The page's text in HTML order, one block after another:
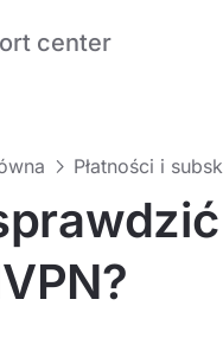
treści
center
Płatności i